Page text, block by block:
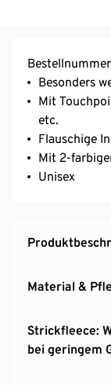
Besonders
Mit
etc.
Flauschige
Mit 2-
Unisex
Material &
Strickfleece:
bei geringem